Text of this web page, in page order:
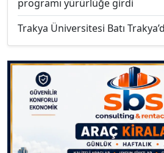
programı yürürlüğe girdi
Trakya Üniversitesi Batı